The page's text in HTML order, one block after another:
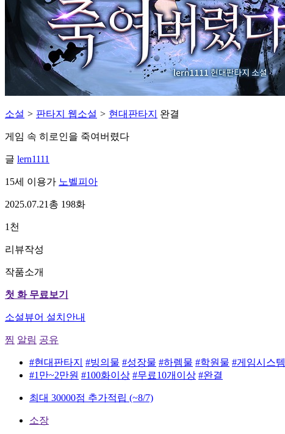
소설 > 판타지 웹소설 > 현대판타지 완결
게임 속 히로인을 죽여버렸다
글 lern1111
15세 이용가 노벨피아
2025.07.21 총 198화
1천
리뷰작성
작품소개
첫 화 무료보기
소설뷰어 설치안내
찜 알림 공유
#현대판타지 #빙의물 #성장물 #하렘물 #학원물 #게임시스템
#1만~2만원 #100화이상 #무료10개이상 #완결
최대 30000점 추가적립 (~8/7)
소장